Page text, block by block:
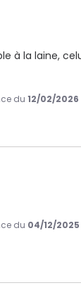
à la laine,
du12/02/2026
du 04/12/2025